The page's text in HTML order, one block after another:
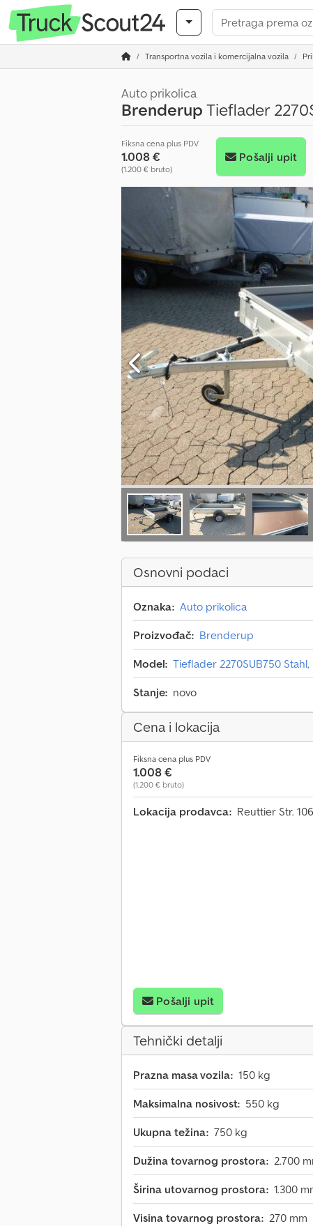
Transportna vozila i komercijalna vozila
Auto prikolica
BrenderupTieflader
Fiksna cena plus PDV
1.008 €
(1.200 € bruto)
Pošalji upit
Osnovni podaci
Oznaka: Auto prikolica
Proizvođač: Brenderup
Model: Tieflader 2270SUB750
Stanje: novo
Cena i lokacija
Fiksna cena plus PDV
1.008 €
(1.200 € bruto)
Lokacija prodavca: Reuttier Str.
Pošalji upit
Tehnički detalji
Prazna masa vozila: 150 kg
Maksimalna nosivost: 550 kg
Ukupna težina: 750 kg
Dužina tovarnog prostora: 2.700
Širina utovarnog prostora: 1.300
Visina tovarnog prostora: 270 mm